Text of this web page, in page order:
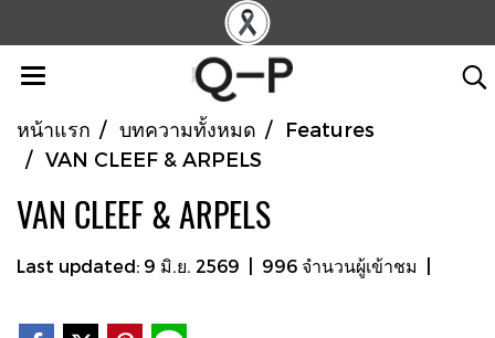
หน้าแรก บทความทั้งหมด
Features
VAN CLEEF & ARPELS
VAN CLEEF & ARPELS
Last updated: 9 มิ.ย. 2569 996 จำนวนผู้เข้าชม